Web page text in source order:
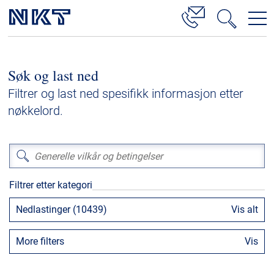
Høyspenningskabelløsninger
Kabelservice
Lavspenning
Høyspenningskabeltilbehør
Mellomspenningskabeltilbehør
Referanser
Nedlastinger
Søk og last ned
Filtrer og last ned spesifikk informasjon etter
nøkkelord.
Filtrer etter kategori
Nedlastinger (10439) Vis alt
More filters Vis